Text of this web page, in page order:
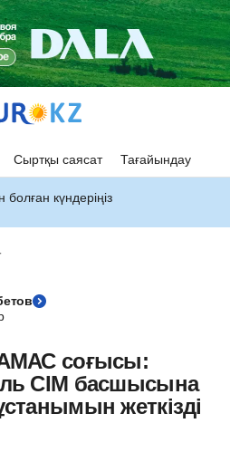
Сыртқы саясат Тағайындау
болған күндеріңіз
соғысы:
СІМ басшысына
жеткізді